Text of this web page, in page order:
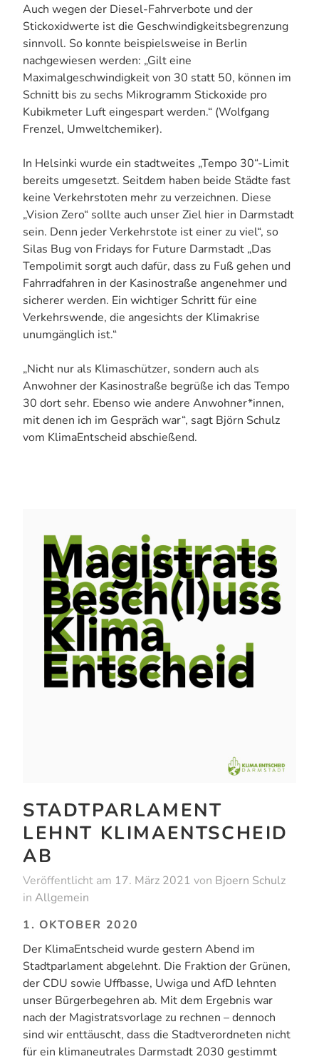
Auch wegen der Diesel-Fahrverbote und der
Stickoxidwerte ist die Geschwindigkeitsbegrenzung
sinnvoll. So konnte beispielsweise in Berlin
nachgewiesen werden: „Gilt eine
Maximalgeschwindigkeit von 30 statt 50, können im
Schnitt bis zu sechs Mikrogramm Stickoxide pro
Kubikmeter Luft eingespart werden.“ (Wolfgang
Frenzel, Umweltchemiker).
In Helsinki wurde ein stadtweites „Tempo 30“-Limit
bereits umgesetzt. Seitdem haben beide Städte fast
keine Verkehrstoten mehr zu verzeichnen. Diese
„Vision Zero“ sollte auch unser Ziel hier in Darmstadt
sein. Denn jeder Verkehrstote ist einer zu viel“, so
Silas Bug von Fridays for Future Darmstadt „Das
Tempolimit sorgt auch dafür, dass zu Fuß gehen und
Fahrradfahren in der Kasinostraße angenehmer und
sicherer werden. Ein wichtiger Schritt für eine
Verkehrswende, die angesichts der Klimakrise
unumgänglich ist.“
„Nicht nur als Klimaschützer, sondern auch als
Anwohner der Kasinostraße begrüße ich das Tempo
30 dort sehr. Ebenso wie andere Anwohner*innen,
mit denen ich im Gespräch war“, sagt Björn Schulz
vom KlimaEntscheid abschießend.
STADTPARLAMENT
LEHNT KLIMAENTSCHEID
AB
Veröffentlicht am 17. März 2021 von Bjoern Schulz
in Allgemein
1. OKTOBER 2020
Der KlimaEntscheid wurde gestern Abend im
Stadtparlament abgelehnt. Die Fraktion der Grünen,
der CDU sowie Uffbasse, Uwiga und AfD lehnten
unser Bürgerbegehren ab. Mit dem Ergebnis war
nach der Magistratsvorlage zu rechnen – dennoch
sind wir enttäuscht, dass die Stadtverordneten nicht
für ein klimaneutrales Darmstadt 2030 gestimmt